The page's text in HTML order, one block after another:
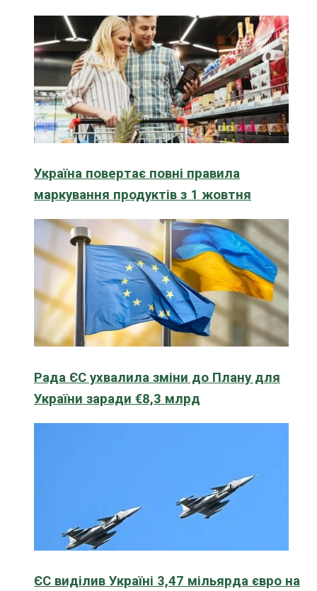
Україна повертає повні правила
маркування продуктів з 1 жовтня
Рада ЄС ухвалила зміни до Плану для
України заради €8,3 млрд
ЄС виділив Україні 3,47 мільярда євро на